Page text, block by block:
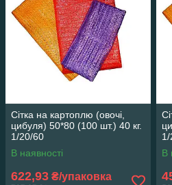
Сітка на картоплю (овочі,
цибуля) 50*80 (100 шт.) 40 кг.
1/20/60
В наявності
622,93 ₴/упаковка
В